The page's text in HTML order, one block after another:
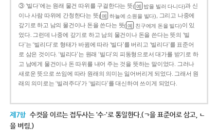
③ ‘빌다’에는 원래 물건 따위를 구걸한다는 뜻( 예 밥을 빌러 다니다)과 신
이나 사람 따위에 간청한다는 뜻( 예 하늘에 소원을 빌다), 그리고 나중에
갚기로 하고 남의 물건이나 돈을 쓴다는 뜻( 예 친구에게 돈을 빌다)이 있
었다. 그런데 나중에 갚기로 하고 남의 물건이나 돈을 쓴다는 뜻의 ‘빌
다’는 ‘빌리다’로 형태가 바뀜에 따라 ‘빌다’를 버리고 ‘빌리다’를 표준어
로 삼은 것이다. ‘빌리다’는 원래 ‘빌다’의 피동형으로서 대가를 받기로 하
고 남에게 물건이나 돈 따위를 내어 주는 것을 뜻하는 말이었다. 그러나
새로운 뜻으로 쓰임에 따라 원래의 의미는 잃어버리게 되었다. 그래서 원
래의 의미로는 ‘빌려주다’가 ‘빌리다’를 대신하여 쓰이게 되었다.
제7항 수컷을 이르는 접두사는 '수-'로 통일한다.(ㄱ을 표준어로 삼고, ㄴ
을 버림.)